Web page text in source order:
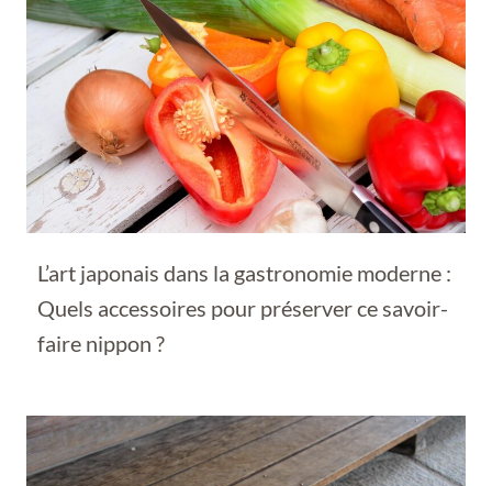
L’art japonais dans la gastronomie moderne :
Quels accessoires pour préserver ce savoir-
faire nippon ?